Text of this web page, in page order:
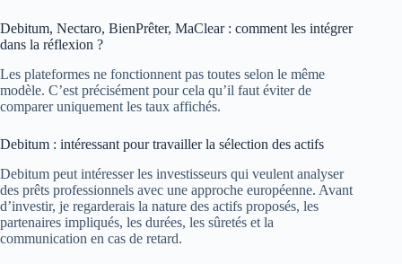
Debitum, Nectaro, BienPrêter, MaClear : comment les intégrer
dans la réflexion ?
Les plateformes ne fonctionnent pas toutes selon le même
modèle. C’est précisément pour cela qu’il faut éviter de
comparer uniquement les taux affichés.
Debitum : intéressant pour travailler la sélection des actifs
Debitum peut intéresser les investisseurs qui veulent analyser
des prêts professionnels avec une approche européenne. Avant
d’investir, je regarderais la nature des actifs proposés, les
partenaires impliqués, les durées, les sûretés et la
communication en cas de retard.